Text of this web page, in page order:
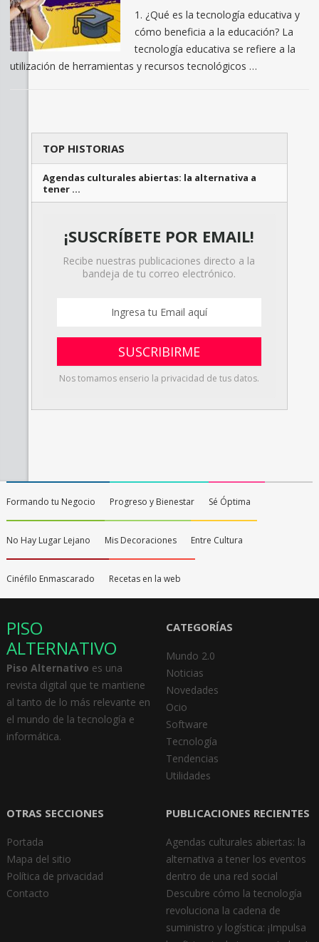
1. ¿Qué es la tecnología educativa y
cómo beneficia a la educación? La
tecnología educativa se refiere a la
utilización de herramientas y recursos tecnológicos …
TOP HISTORIAS
Agendas culturales abiertas: la alternativa a
tener …
¡SUSCRÍBETE POR EMAIL!
Recibe nuestras publicaciones directo a la
bandeja de tu correo electrónico.
Nos tomamos enserio la privacidad de tus datos.
Formando tu Negocio Progreso y Bienestar Sé Óptima
No Hay Lugar Lejano Mis Decoraciones Entre Cultura
Cinéfilo Enmascarado Recetas en la web
PISO
ALTERNATIVO
Piso Alternativo es una
revista digital que te mantiene
al tanto de lo más relevante en
el mundo de la tecnología e
informática.
CATEGORÍAS
Mundo 2.0
Noticias
Novedades
Ocio
Software
Tecnología
Tendencias
Utilidades
OTRAS SECCIONES
Portada
Mapa del sitio
Política de privacidad
Contacto
PUBLICACIONES RECIENTES
Agendas culturales abiertas: la
alternativa a tener los eventos
dentro de una red social
Descubre cómo la tecnología
revoluciona la cadena de
suministro y logística: ¡Impulsa